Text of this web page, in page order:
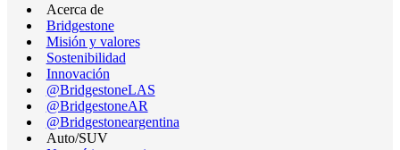
Acerca de
Bridgestone
Misión y valores
Sostenibilidad
Innovación
@BridgestoneLAS
@BridgestoneAR
@Bridgestoneargentina
Auto/SUV